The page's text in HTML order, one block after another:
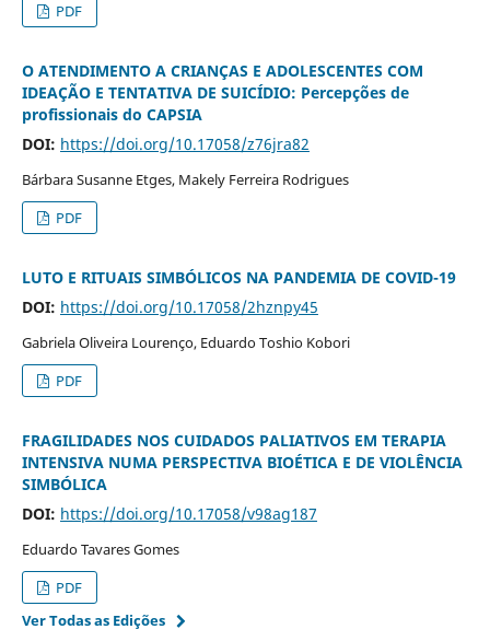
PDF
O ATENDIMENTO A CRIANÇAS E ADOLESCENTES COM
IDEAÇÃO E TENTATIVA DE SUICÍDIO: Percepções de
profissionais do CAPSIA
DOI: https://doi.org/10.17058/z76jra82
Bárbara Susanne Etges, Makely Ferreira Rodrigues
PDF
LUTO E RITUAIS SIMBÓLICOS NA PANDEMIA DE COVID-19
DOI: https://doi.org/10.17058/2hznpy45
Gabriela Oliveira Lourenço, Eduardo Toshio Kobori
PDF
FRAGILIDADES NOS CUIDADOS PALIATIVOS EM TERAPIA
INTENSIVA NUMA PERSPECTIVA BIOÉTICA E DE VIOLÊNCIA
SIMBÓLICA
DOI: https://doi.org/10.17058/v98ag187
Eduardo Tavares Gomes
PDF
Ver Todas as Edições